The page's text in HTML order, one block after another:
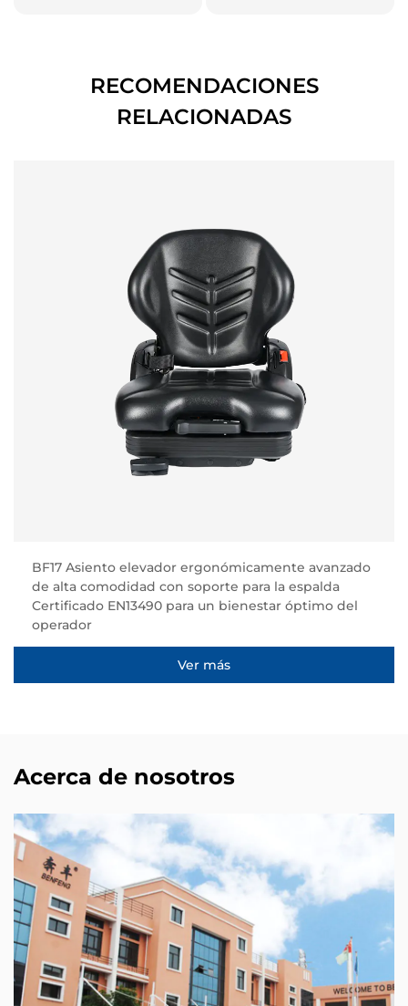
RECOMENDACIONES
RELACIONADAS
BF17 Asiento elevador ergonómicamente avanzado
de alta comodidad con soporte para la espalda
Certificado EN13490 para un bienestar óptimo del
operador
Ver más
Acerca de nosotros